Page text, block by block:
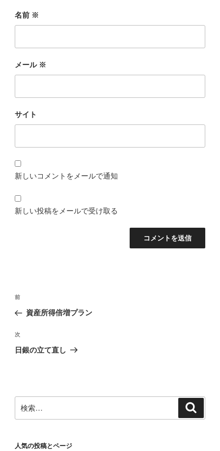
名前 ※
メール ※
サイト
新しいコメントをメールで通知
新しい投稿をメールで受け取る
投
ナ
ビ
ゲ
ン
前
の
稿
前
資産所得倍増プラン
次
の
次
日銀の立て直し
索:
人気の投稿とページ